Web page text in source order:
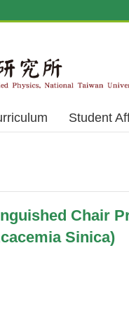
Student
Chair
Sinica)